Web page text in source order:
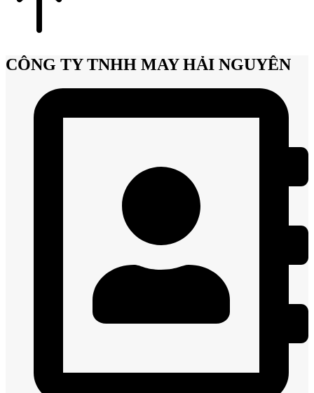
CÔNG TY TNHH MAY HẢI NGUYÊN